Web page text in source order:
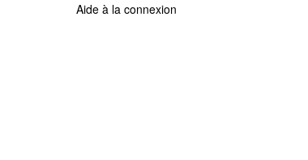
Aide à la connexion